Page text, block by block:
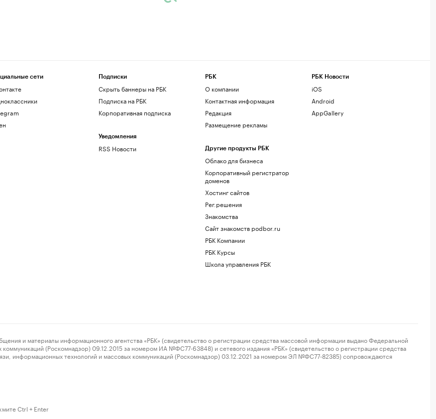
сети Подписки
Скрыть баннеры на РБК
Подписка на РБК
Корпоративная подписка
Уведомления
RSS Новости
РБК
О компании
Контактная информация
Редакция
Размещение рекламы
Другие продукты РБК
Облако для бизнеса
Корпоративный регистратор
доменов
Хостинг сайтов
Рег.решения
Знакомства
Сайт знакомств podbor.ru
РБК Компании
РБК Курсы
Школа управления РБК
РБК Новости
iOS
Android
AppGallery
материалы информационного агентства «РБК» (свидетельство о регистрации средства массовой информации выдано Федеральной
(Роскомнадзор) 09.12.2015 за номером ИА №ФС77-63848) и сетевого издания «РБК» (свидетельство о регистрации средства
информационных технологий и массовых коммуникаций (Роскомнадзор) 03.12.2021 за номером ЭЛ №ФС77-82385) сопровождаются
Ctrl + Enter